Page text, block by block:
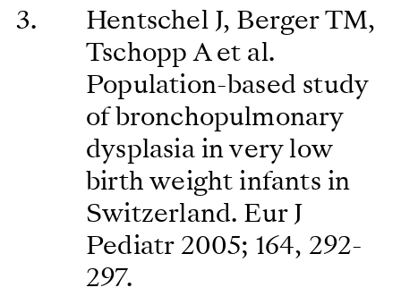
Hentschel J, Berger TM,
Tschopp A et al.
Population-based study
of bronchopulmonary
dysplasia in very low
birth weight infants in
Switzerland. Eur J
Pediatr 2005; 164, 292-
297.